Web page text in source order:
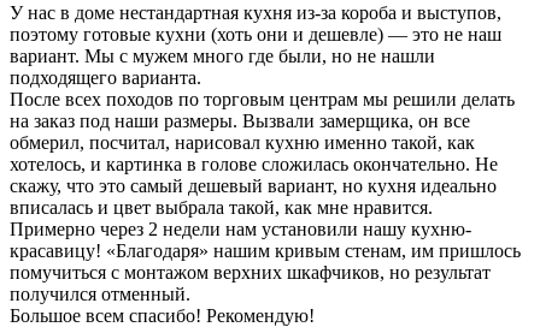
У нас в доме нестандартная кухня из-за короба и выступов,
поэтому готовые кухни (хоть они и дешевле) — это не наш
вариант. Мы с мужем много где были, но не нашли
подходящего варианта.
После всех походов по торговым центрам мы решили делать
на заказ под наши размеры. Вызвали замерщика, он все
обмерил, посчитал, нарисовал кухню именно такой, как
хотелось, и картинка в голове сложилась окончательно. Не
скажу, что это самый дешевый вариант, но кухня идеально
вписалась и цвет выбрала такой, как мне нравится.
Примерно через 2 недели нам установили нашу кухню-
красавицу! «Благодаря» нашим кривым стенам, им пришлось
помучиться с монтажом верхних шкафчиков, но результат
получился отменный.
Большое всем спасибо! Рекомендую!